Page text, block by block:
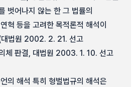
벗어나지 않는 한 그 법률의
혁 등을 고려한 목적론적 해석이
대법원 2002. 2. 21. 선고
체 판결, 대법원 2003. 1. 10. 선고
의 해석 특히 형벌법규의 해석은